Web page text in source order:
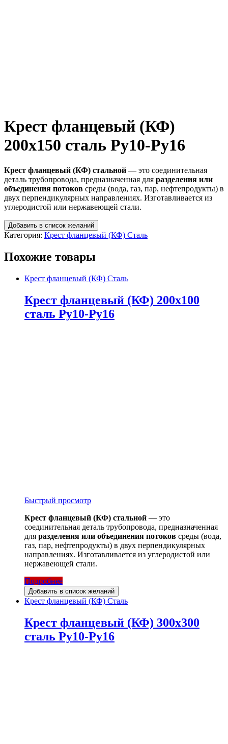
Крест фланцевый (КФ)
200х150 сталь Ру10-Ру16
Крест фланцевый (КФ) стальной — это соединительная
деталь трубопровода, предназначенная для разделения или
объединения потоков среды (вода, газ, пар, нефтепродукты) в
двух перпендикулярных направлениях. Изготавливается из
углеродистой или нержавеющей стали.
Добавить в список желаний
Категория: Крест фланцевый (КФ) Сталь
Похожие товары
Крест фланцевый (КФ) Сталь
Крест фланцевый (КФ) 200х100
сталь Ру10-Ру16
Быстрый просмотр
Крест фланцевый (КФ) стальной — это
соединительная деталь трубопровода, предназначенная
для разделения или объединения потоков среды (вода,
газ, пар, нефтепродукты) в двух перпендикулярных
направлениях. Изготавливается из углеродистой или
нержавеющей стали.
Подробнее
Добавить в список желаний
Крест фланцевый (КФ) Сталь
Крест фланцевый (КФ) 300х300
сталь Ру10-Ру16